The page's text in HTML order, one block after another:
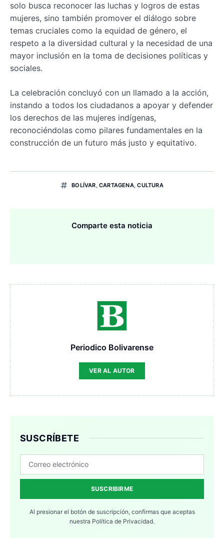
solo busca reconocer las luchas y logros de estas
mujeres, sino también promover el diálogo sobre
temas cruciales como la equidad de género, el
respeto a la diversidad cultural y la necesidad de una
mayor inclusión en la toma de decisiones políticas y
sociales.
La celebración concluyó con un llamado a la acción,
instando a todos los ciudadanos a apoyar y defender
los derechos de las mujeres indígenas,
reconociéndolas como pilares fundamentales en la
construcción de un futuro más justo y equitativo.
BOLÍVAR,CARTAGENA,CULTURA
Comparte esta noticia
Periodico Bolivarense
VER AL AUTOR
SUSCRÍBETE
SUSCRIBIRME
Al presionar el botón de suscripción, confirmas que aceptas
nuestra Política de Privacidad.